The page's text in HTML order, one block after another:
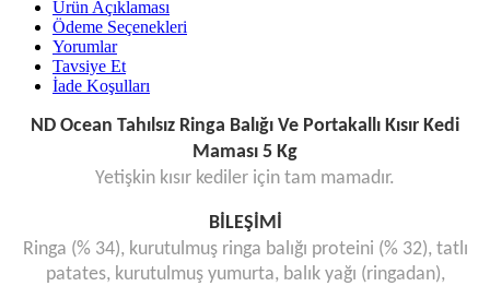
Ürün Açıklaması
Ödeme Seçenekleri
Yorumlar
Tavsiye Et
İade Koşulları
ND Ocean Tahılsız Ringa Balığı Ve Portakallı Kısır Kedi
Maması 5 Kg
Yetişkin kısır kediler için tam mamadır.
BİLEŞİMİ
Ringa (% 34), kurutulmuş ringa balığı proteini (% 32), tatlı
patates, kurutulmuş yumurta, balık yağı (ringadan),